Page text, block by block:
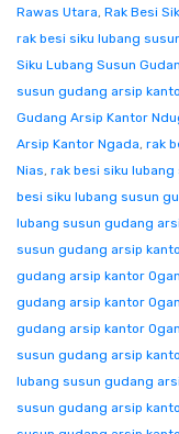
Rawas Utara, Rak Besi
rak besi siku lubang
Siku Lubang Susun
susun gudang arsip
Gudang Arsip Kantor
Arsip Kantor Ngada, rak
Nias, rak besi siku
besi siku lubang susun
lubang susun gudang
susun gudang arsip
gudang arsip kantor
gudang arsip kantor
gudang arsip kantor
susun gudang arsip
lubang susun gudang
susun gudang arsip